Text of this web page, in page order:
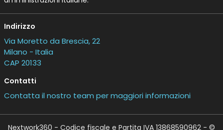
Indirizzo
Via Moretto da Brescia, 22
Milano - Italia
CAP 20133
Contatti
Contatta il nostro team per maggiori informazioni
Nextwork360 - Codice fiscale e Partita IVA 13868590962 - ©